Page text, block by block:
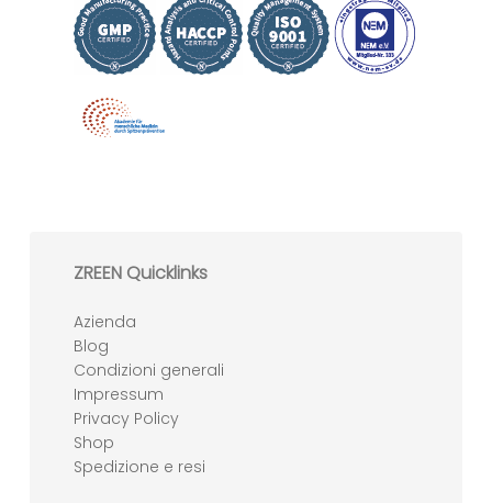
ZREEN Quicklinks
Azienda
Blog
Condizioni generali
Impressum
Privacy Policy
Shop
Spedizione e resi